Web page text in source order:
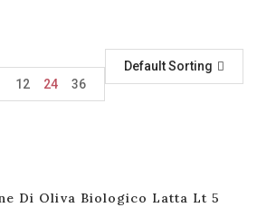
Default Sorting
12 24 36
Di Oliva Biologico Latta Lt 5